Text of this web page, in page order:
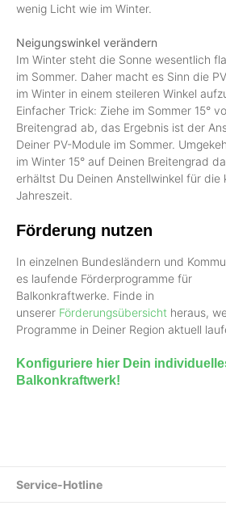
wenig Licht wie im Winter.
Neigungswinkel verändern
Im Winter steht die Sonne wesentlich
im Sommer. Daher macht es Sinn die
im Winter in einem steileren Winkel
Einfacher Trick: Ziehe im Sommer 15°
Breitengrad ab, das Ergebnis ist der
Deiner PV-Module im Sommer.
im Winter 15° auf Deinen Breitengrad
erhältst Du Deinen Anstellwinkel für die
Jahreszeit.
Förderung nutzen
In einzelnen Bundesländern und
es laufende Förderprogramme für
Balkonkraftwerke. Finde in
unserer Förderungsübersicht heraus,
Programme in Deiner Region aktuell
Konfiguriere hier Dein
Balkonkraftwerk!
Service-Hotline